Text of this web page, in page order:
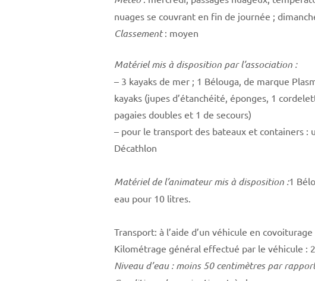
nuages se couvrant en fin de journée ;
Classement: moyen
Matériel mis à disposition par l’association :
– 3 kayaks de mer ; 1 Bélouga, de marque
kayaks (jupes d’étanchéité, éponges, 1
pagaies doubles et 1 de secours)
– pour le transport des bateaux et containers :
Décathlon
Matériel de l’animateur mis à disposition :1
eau pour 10 litres.
Transport: à l’aide d’un véhicule en
Kilométrage général effectué par le véhicule :
Niveau d’eau : moins 50 centimètres par